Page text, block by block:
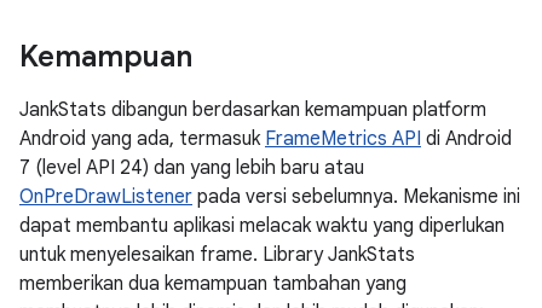
Kemampuan
JankStats dibangun berdasarkan kemampuan platform
Android yang ada, termasuk FrameMetrics API di Android
7 (level API 24) dan yang lebih baru atau
OnPreDrawListener pada versi sebelumnya. Mekanisme ini
dapat membantu aplikasi melacak waktu yang diperlukan
untuk menyelesaikan frame. Library JankStats
memberikan dua kemampuan tambahan yang